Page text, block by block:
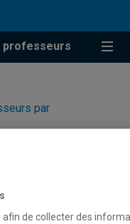
professeurs
par
»
de collecter des